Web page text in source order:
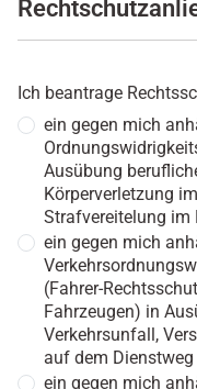
Ich beantrage
ein gegen mich
Ausübung
Körperverletzung
Strafvereitelung im
ein gegen mich
(Fahrer-
Fahrzeugen) in
Verkehrsunfall,
auf dem
ein gegen mich